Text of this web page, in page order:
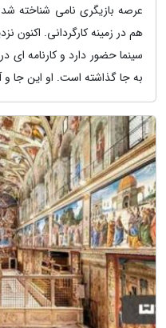
عرصه بازیگری نامی شناخته
هم در زمینه کارگردانی.
سینما حضور دارد و کارنامه
به جا گذاشته است. او این جا و